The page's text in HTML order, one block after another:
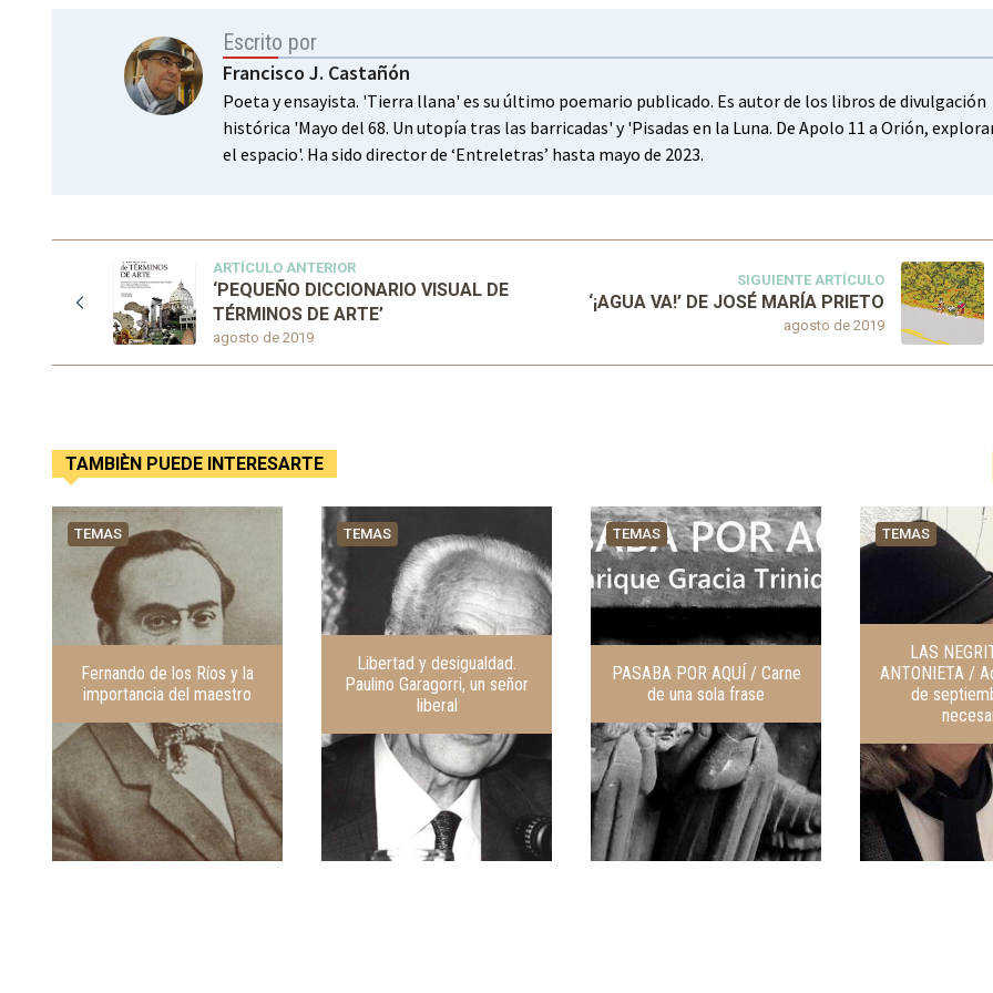
Escrito por
Francisco J. Castañón
Poeta y ensayista. 'Tierra llana' es su último poemario publicado. Es autor de los libros de divulgación
histórica 'Mayo del 68. Un utopía tras las barricadas' y 'Pisadas en la Luna. De Apolo 11 a Orión,
el espacio'. Ha sido director de ‘Entreletras’ hasta mayo de 2023.
ARTÍCULO ANTERIOR
agosto de 2019
‘PEQUEÑO DICCIONARIO VISUAL DE
TÉRMINOS DE ARTE’
SIGUIENTE ARTÍCULO
agosto de 2019
‘¡AGUA VA!’ DE JOSÉ MARÍA PRIETO
TAMBIÈN PUEDE INTERESARTE
TEMAS
Fernando de los Ríos y la
importancia del maestro
TEMAS
Libertad y desigualdad.
Paulino Garagorri, un señor
liberal
TEMAS
PASABA POR AQUÍ / Carne
de una sola frase
TEMAS
LAS
ANTONIETA /
de